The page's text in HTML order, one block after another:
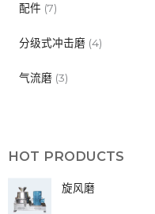
配件 (7)
分级式冲击磨 (4)
气流磨 (3)
HOT PRODUCTS
旋风磨